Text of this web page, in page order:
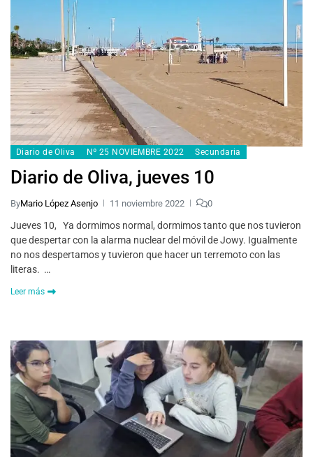
Diario de Oliva Nº 25 NOVIEMBRE 2022 Secundaria
Diario de Oliva, jueves 10
ByMario López Asenjo 11 noviembre 2022 0
Jueves 10, Ya dormimos normal, dormimos tanto que nos tuvieron
que despertar con la alarma nuclear del móvil de Jowy. Igualmente
no nos despertamos y tuvieron que hacer un terremoto con las
literas. …
Leer más